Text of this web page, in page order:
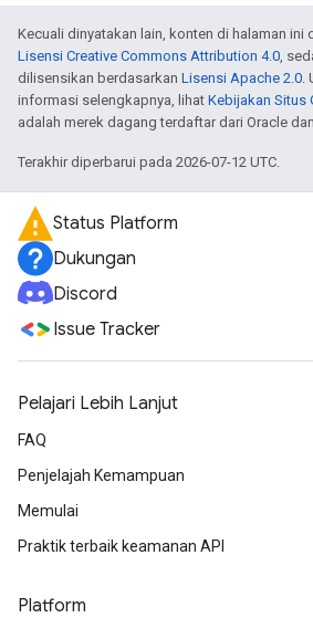
Kecuali dinyatakan lain, konten di halaman ini
Lisensi Creative Commons Attribution 4.0,
dilisensikan berdasarkan Lisensi Apache 2.0.
informasi selengkapnya, lihat Kebijakan Situs
adalah merek dagang terdaftar dari Oracle
Terakhir diperbarui pada 2026-07-12 UTC.
Status Platform
Dukungan
Discord
Issue Tracker
Pelajari Lebih Lanjut
FAQ
Penjelajah Kemampuan
Memulai
Praktik terbaik keamanan API
Platform